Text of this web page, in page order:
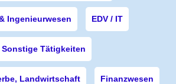
Ingenieurwesen EDV / IT
Sonstige Tätigkeiten
Landwirtschaft Finanzwesen